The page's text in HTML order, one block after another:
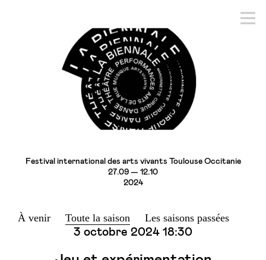
Festival international des arts vivants Toulouse Occitanie
27.09 — 12.10
2024
À venir Toute la saison
Les saisons passées
3 octobre 2024 18:30